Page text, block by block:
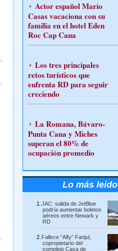
,
Actor español Mario
Casas vacaciona con su
familia en el hotel Eden
Roc Cap Cana
Los tres principales
retos turísticos que
enfrenta RD para seguir
creciendo
La Romana, Bávaro-
Punta Cana y Miches
superan el 80% de
ocupación promedio
Lo más leído
JAC: salida de JetBlue
podría aumentar boletos
aéreos entre Newark y
RD
Fallece “Alfy” Fanjul,
copropietario del
complejo Casa de